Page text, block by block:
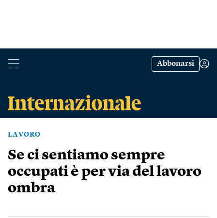
Abbonarsi
LAVORO
Se ci sentiamo sempre
occupati è per via del lavoro
ombra